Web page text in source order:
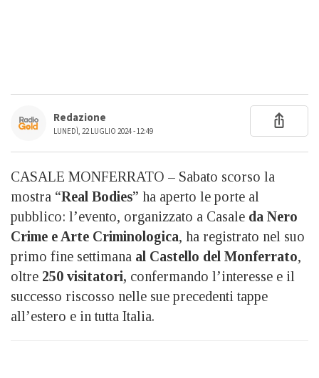
Redazione
LUNEDÌ, 22 LUGLIO 2024 - 12:49
CASALE MONFERRATO – Sabato scorso la
mostra “Real Bodies” ha aperto le porte al
pubblico: l’evento, organizzato a Casale da Nero
Crime e Arte Criminologica, ha registrato nel suo
primo fine settimana al Castello del Monferrato,
oltre 250 visitatori, confermando l’interesse e il
successo riscosso nelle sue precedenti tappe
all’estero e in tutta Italia.